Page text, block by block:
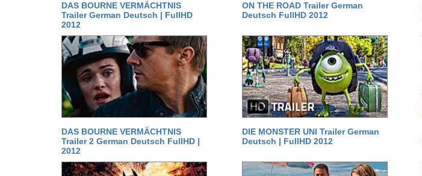
DAS BOURNE VERMÄCHTNIS
Trailer German Deutsch | FullHD
2012
ON THE ROAD Trailer German
Deutsch FullHD 2012
DAS BOURNE VERMÄCHTNIS
Trailer 2 German Deutsch FullHD |
2012
DIE MONSTER UNI Trailer German
Deutsch | FullHD 2012